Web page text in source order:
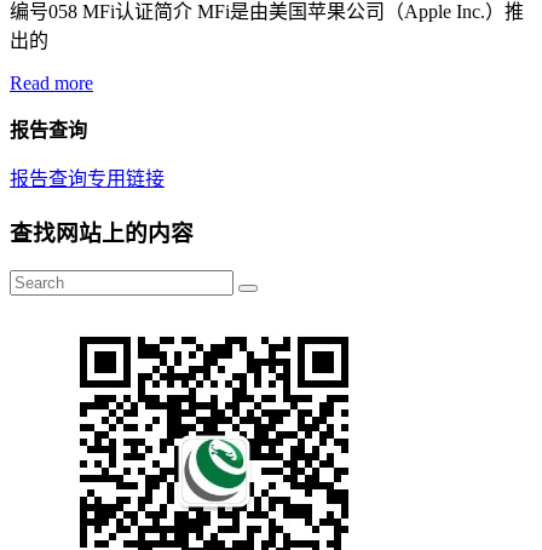
编号058 MFi认证简介 MFi是由美国苹果公司（Apple Inc.）推
出的
Read more
报告查询
报告查询专用链接
查找网站上的内容